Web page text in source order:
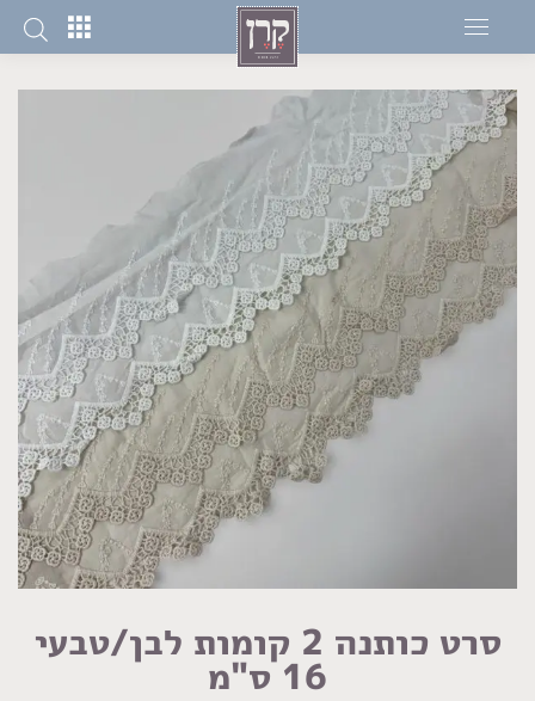
סרט כותנה 2 קומות לבן/טבעי
16 ס"מ